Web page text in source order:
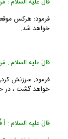
فرمود: هركس
خواهد شد.
قالَ علیه السلام
فرمود: سرزنش
خواهد گشت ، در
قالَ علیه السلام :